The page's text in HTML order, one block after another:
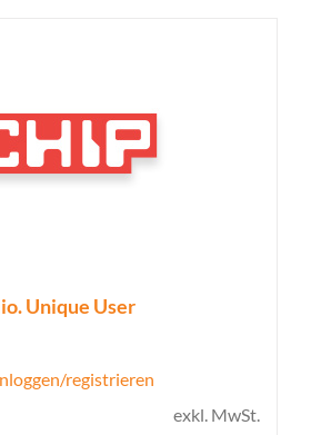
Unique User
registrieren
exkl. MwSt.